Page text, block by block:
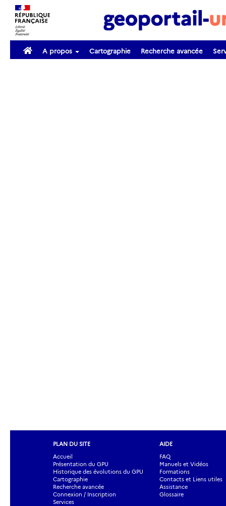
A propos Cartographie Recherche avancée
PLAN DU SITE
Accueil
Présentation du GPU
Historique des évolutions du GPU
Cartographie
Recherche avancée
Connexion / Inscription
Services
AIDE
FAQ
Manuels et Vidéos
Formations
Contacts et Liens utiles
Assistance
Glossaire